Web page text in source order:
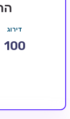
בונוסים בקזינו
דירוג
100